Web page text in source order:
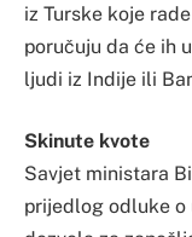
iz Turske koje
poručuju da će ih
ljudi iz Indije ili
Skinute kvote
Savjet ministara
prijedlog odluke o